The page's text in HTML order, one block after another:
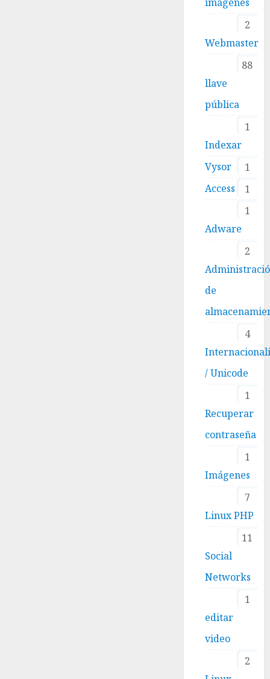
2
Webmaster
88
llave
pública
1
Indexar
1
Vysor
1
Access
1
Adware
2
de
4
/ Unicode
1
Recuperar
contraseña
1
Imágenes
7
Linux PHP
11
Social
Networks
1
editar
video
2